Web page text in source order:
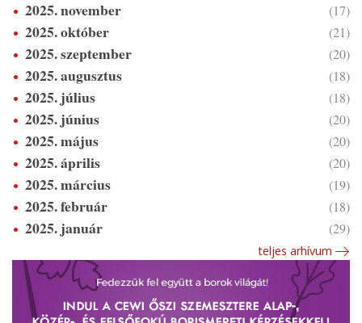
2025. november (17)
2025. október (21)
2025. szeptember (20)
2025. augusztus (18)
2025. július (18)
2025. június (20)
2025. május (20)
2025. április (20)
2025. március (19)
2025. február (18)
2025. január (29)
teljes arhívum